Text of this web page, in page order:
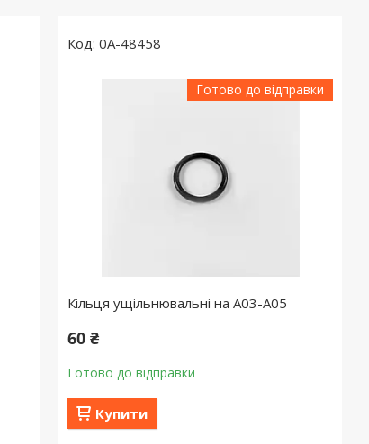
0А-48458
Готово до відправки
Кільця ущільнювальні на А03-A05
60 ₴
Готово до відправки
Купити